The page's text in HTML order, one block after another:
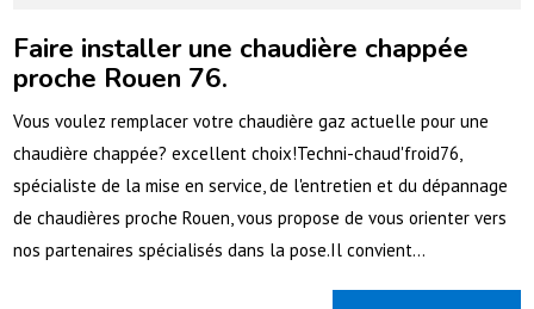
Faire installer une chaudière chappée
proche Rouen 76.
Vous voulez remplacer votre chaudière gaz actuelle pour une
chaudière chappée? excellent choix!Techni-chaud'froid76,
spécialiste de la mise en service, de l'entretien et du dépannage
de chaudières proche Rouen, vous propose de vous orienter vers
nos partenaires spécialisés dans la pose.Il convient...